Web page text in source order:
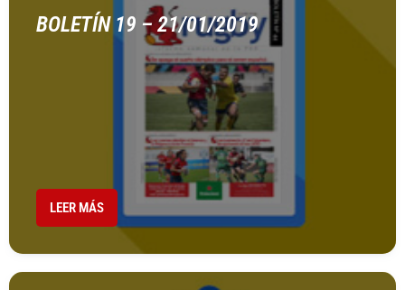
BOLETÍN 19 – 21/01/2019
LEER MÁS